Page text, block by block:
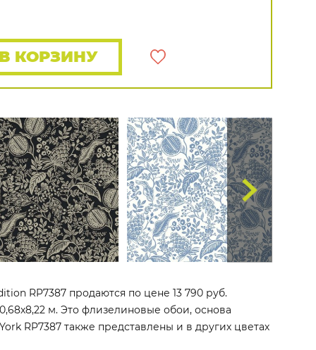
ПОКАЗАТЬ ВСЕ ОБОИ
КОРЗИНУ
RP7387 продаются по цене 13 790 руб.
м. Это флизелиновые обои, основа
RP7387 также представлены и в других цветах